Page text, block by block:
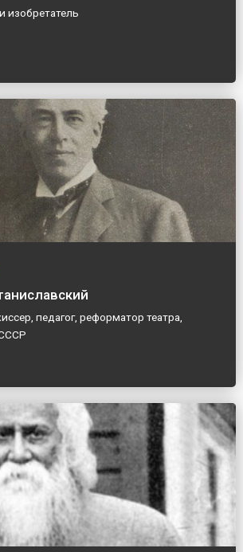
изобретатель
педагог, реформатор театра,